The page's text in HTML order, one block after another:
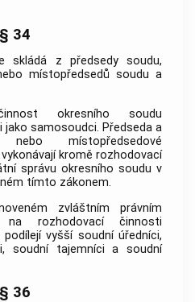
§ 34
skládá z předsedy soudu,
místopředsedů soudu a
okresního soudu
jako samosoudci. Předseda a
nebo místopředsedové
kromě rozhodovací
správu okresního soudu v
tímto zákonem.
zvláštním právním
rozhodovací činnosti
vyšší soudní úředníci,
soudní tajemníci a soudní
§ 36